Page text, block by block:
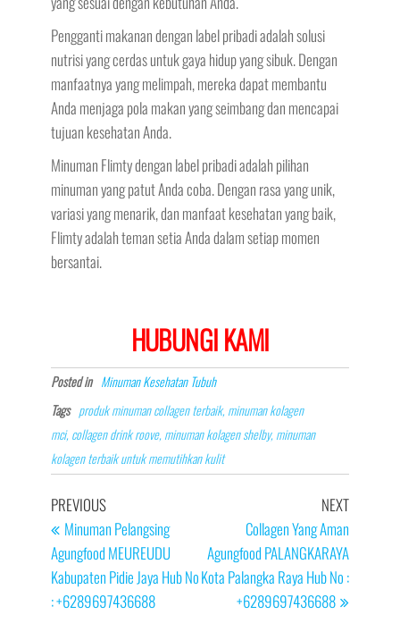
Pengganti makanan dengan label pribadi adalah solusi
nutrisi yang cerdas untuk gaya hidup yang sibuk. Dengan
manfaatnya yang melimpah, mereka dapat membantu
Anda menjaga pola makan yang seimbang dan mencapai
tujuan kesehatan Anda.
Minuman Flimty dengan label pribadi adalah pilihan
minuman yang patut Anda coba. Dengan rasa yang unik,
variasi yang menarik, dan manfaat kesehatan yang baik,
Flimty adalah teman setia Anda dalam setiap momen
bersantai.
HUBUNGI KAMI
Posted in Minuman Kesehatan Tubuh
Tags produk minuman collagen terbaik, minuman kolagen
mci, collagen drink roove, minuman kolagen shelby, minuman
kolagen terbaik untuk memutihkan kulit
Post
navigation
Previous
Post
PREVIOUS
Minuman Pelangsing
Agungfood MEUREUDU
Kabupaten Pidie Jaya Hub No
: +6289697436688
Next
NEXT
Collagen Yang Aman
Agungfood PALANGKARAYA
Kota Palangka Raya Hub No :
+6289697436688